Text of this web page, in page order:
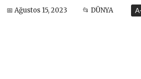
📅 Ağustos 15, 2023 📂 DÜNYA